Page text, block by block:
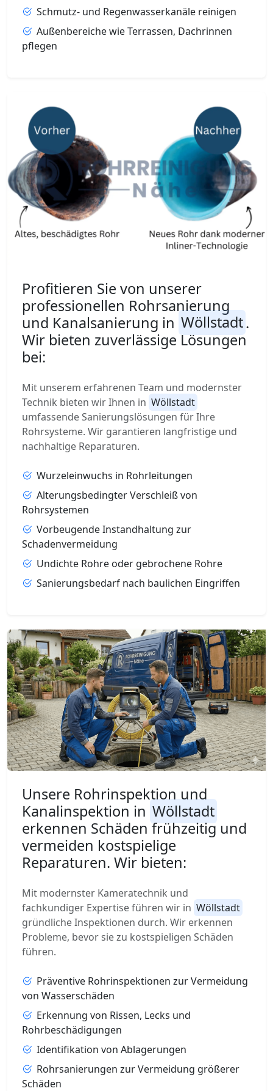
Schmutz- und Regenwasserkanäle reinigen
Außenbereiche wie Terrassen, Dachrinnen
pflegen
Profitieren Sie von unserer
professionellen Rohrsanierung
und Kanalsanierung in Wöllstadt.
Wir bieten zuverlässige Lösungen
bei:
Mit unserem erfahrenen Team und modernster
Technik bieten wir Ihnen in Wöllstadt
umfassende Sanierungslösungen für Ihre
Rohrsysteme. Wir garantieren langfristige und
nachhaltige Reparaturen.
Wurzeleinwuchs in Rohrleitungen
Alterungsbedingter Verschleiß von
Rohrsystemen
Vorbeugende Instandhaltung zur
Schadenvermeidung
Undichte Rohre oder gebrochene Rohre
Sanierungsbedarf nach baulichen Eingriffen
Unsere Rohrinspektion und
Kanalinspektion in Wöllstadt
erkennen Schäden frühzeitig und
vermeiden kostspielige
Reparaturen. Wir bieten:
Mit modernster Kameratechnik und
fachkundiger Expertise führen wir in Wöllstadt
gründliche Inspektionen durch. Wir erkennen
Probleme, bevor sie zu kostspieligen Schäden
führen.
Präventive Rohrinspektionen zur Vermeidung
von Wasserschäden
Erkennung von Rissen, Lecks und
Rohrbeschädigungen
Identifikation von Ablagerungen
Rohrsanierungen zur Vermeidung größerer
Schäden